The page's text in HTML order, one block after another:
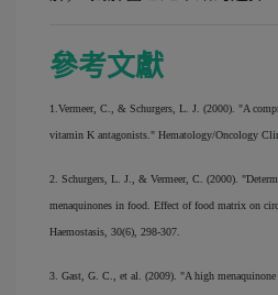
參考文獻
1.Vermeer, C., & Schurgers, L. J. (2000). "A
vitamin K antagonists." Hematology/Oncology
2. Schurgers, L. J., & Vermeer, C. (2000).
menaquinones in food. Effect of food matrix on
Haemostasis, 30(6), 298-307.
3. Gast, G. C., et al. (2009). "A high menaquinone